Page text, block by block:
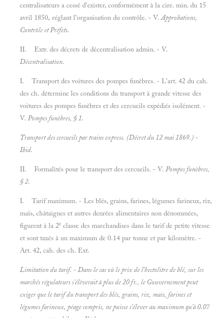
centralisateurs a cessé d'exister, conformément à la cire. min. du 15
avril 1850, réglant l'organisation du contrôle. - V.Approbations,
Contrôle etPréfets.
II. Extr. des décrets de décentralisation admin. - V.
Décentralisation.
I. Transport des voitures des pompes funèbres. - L'art. 42 du cah.
des ch. détermine les conditions du transport à grande vitesse des
voitures des pompes funèbres et des cercueils expédiés isolément. -
V. Pompes funèbres, § 1.
Transport des cercueils par trains express. (Décret du 12 mai 1869.) -
Ibid.
II. Formalités pour le transport des cercueils. - V. Pompes funèbres,
§ 2.
I. Tarif maximum. - Les blés, grains, farines, légumes farineux, riz,
maïs, châtaignes et autres denrées alimentaires non dénommées,
figurent à la 2e classe des marchandises dans le tarif de petite vitesse
et sont taxés à un maximum de 0.14 par tonne et par kilomètre. -
Art. 42, cah. des ch. Ext.
Limitation du tarif. - Dans le cas où le prix de l'hectolitre de blé, sur les
marchés régulateurs s'élèverait à plus de 20 fr., le Gouvernement peut
exiger que le tarif du transport des blés, grains, riz, maïs, farines et
légumes farineux, péage compris, ne puisse s'élever au maximum qu'à 0.07